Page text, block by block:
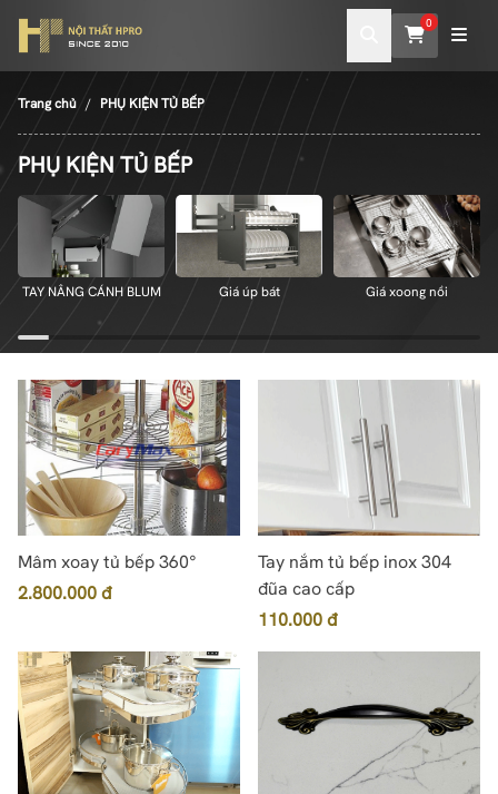
0
Trang chủ PHỤ KIỆN TỦ BẾP
PHỤ KIỆN TỦ BẾP
TAY NÂNG CÁNH BLUM Giá úp bát Giá xoong nồi
Mâm xoay tủ bếp 360°
2.800.000 đ
Tay nắm tủ bếp inox 304
đũa cao cấp
110.000 đ